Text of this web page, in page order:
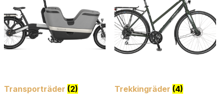
Transporträder (2) Trekkingräder (4)